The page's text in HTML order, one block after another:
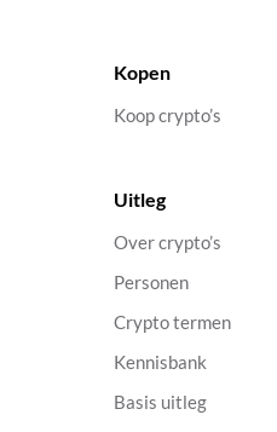
Kopen
Koop crypto’s
Uitleg
Over crypto’s
Personen
Crypto termen
Kennisbank
Basis uitleg